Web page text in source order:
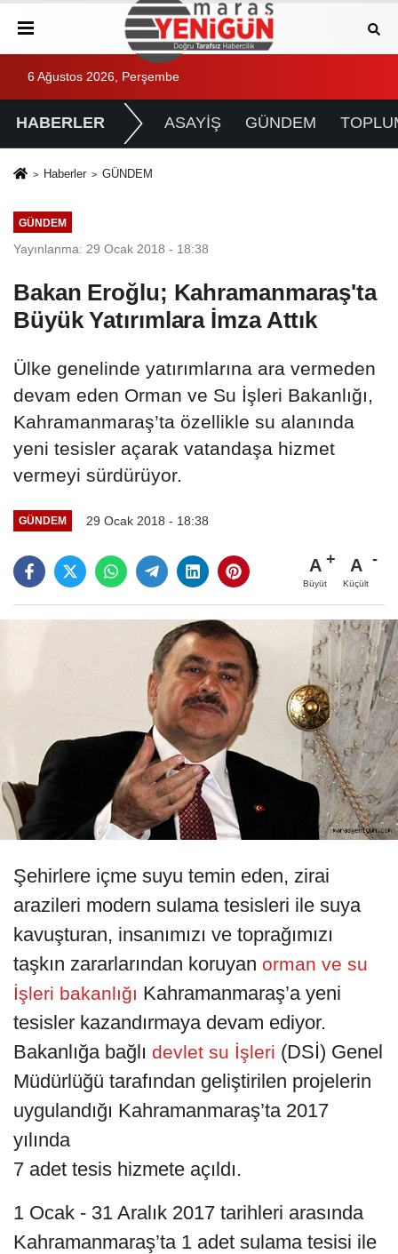
6 Ağustos 2026, Perşembe
HABERLER ASAYİŞ GÜNDEM
Haberler GÜNDEM
GÜNDEM
Yayınlanma: 29 Ocak 2018 - 18:38
Bakan Eroğlu; Kahramanmaraş'ta
Büyük Yatırımlara İmza Attık
Ülke genelinde yatırımlarına ara vermeden
devam eden Orman ve Su İşleri Bakanlığı,
Kahramanmaraş’ta özellikle su alanında
yeni tesisler açarak vatandaşa hizmet
vermeyi sürdürüyor.
GÜNDEM 29 Ocak 2018 - 18:38
A
Büyüt
A
Küçült
Şehirlere içme suyu temin eden, zirai
arazileri modern sulama tesisleri ile suya
kavuşturan, insanımızı ve toprağımızı
taşkın zararlarından koruyan orman ve su
İşleri bakanlığı Kahramanmaraş’a yeni
tesisler kazandırmaya devam ediyor.
Bakanlığa bağlı devlet su İşleri (DSİ) Genel
Müdürlüğü tarafından geliştirilen projelerin
uygulandığı Kahramanmaraş’ta 2017
yılında
7 adet tesis hizmete açıldı.
1 Ocak - 31 Aralık 2017 tarihleri arasında
Kahramanmaraş’ta 1 adet sulama tesisi ile